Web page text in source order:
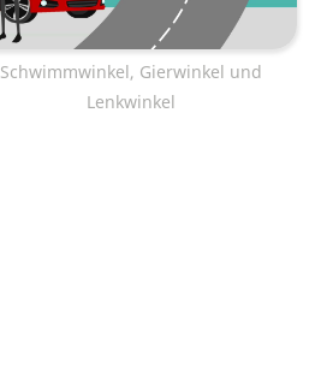
Schwimmwinkel, Gierwinkel und
Lenkwinkel